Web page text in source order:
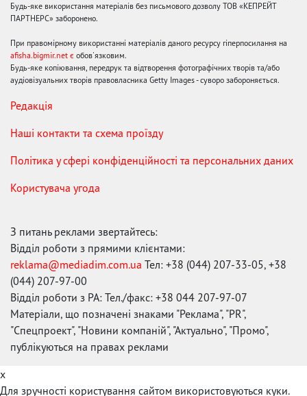
Будь-яке використання матеріалів без письмового дозволу ТОВ «КЕПРЕЙТ
ПАРТНЕРС» заборонено.
При правомірному використанні матеріалів даного ресурсу гіперпосилання на
afisha.bigmir.net є обов'язковим.
Будь-яке копіювання, передрук та відтворення фотографічних творів та/або
аудіовізуальних творів правовласника Getty Images - суворо забороняється.
Редакція
Наші контакти та схема проїзду
Політика у сфері конфіденційності та персональних даних
Користувача угода
З питань реклами звертайтесь:
Відділ роботи з прямими клієнтами:
reklama@mediadim.com.ua Тел: +38 (044) 207-33-05, +38
(044) 207-97-00
Відділ роботи з РА: Тел./факс: +38 044 207-97-07
Матеріали, що позначені знаками "Реклама", "PR",
"Спецпроект", "Новини компаній", "Актуально", "Промо",
публікуються на правах реклами
x
Для зручності користування сайтом використовуються куки.